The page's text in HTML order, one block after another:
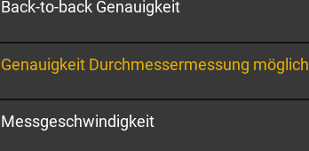
Back-to-back Genauigkeit
Genauigkeit Durchmessermessung möglich
Messgeschwindigkeit